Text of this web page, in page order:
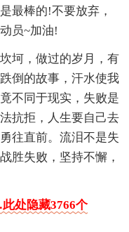
最棒的!不要放弃，
员~加油!
坷，做过的岁月，有
倒的故事，汗水使我
不同于现实，失败是
抗拒，人生要自己去
往直前。流泪不是失
胜失败，坚持不懈，
处隐藏3766个